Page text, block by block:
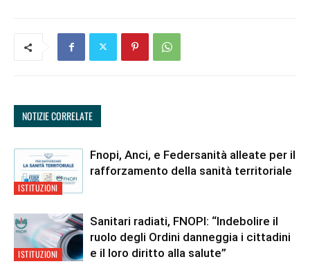
NOTIZIE CORRELATE
ISTITUZIONI
Fnopi, Anci, e Federsanità alleate per il
rafforzamento della sanità territoriale
ISTITUZIONI
Sanitari radiati, FNOPI: “Indebolire il
ruolo degli Ordini danneggia i cittadini
e il loro diritto alla salute”